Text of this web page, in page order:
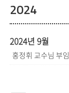
2024
2024년 9월
홍정휘 교수님 부임